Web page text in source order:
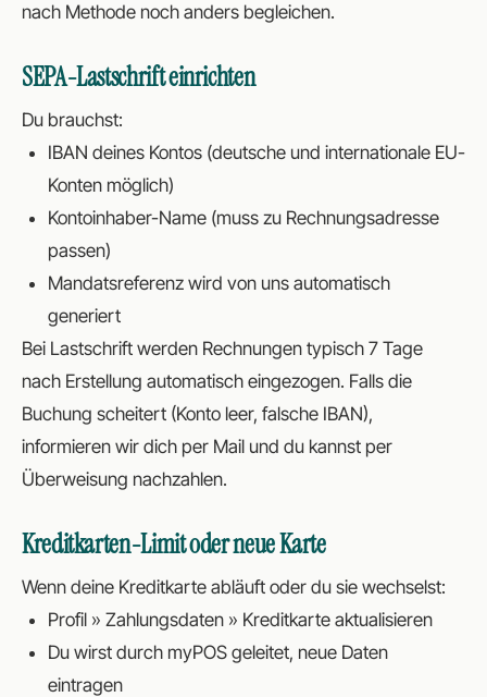
nach Methode noch anders begleichen.
SEPA-Lastschrift einrichten
Du brauchst:
IBAN deines Kontos (deutsche und internationale EU-
Konten möglich)
Kontoinhaber-Name (muss zu Rechnungsadresse
passen)
Mandatsreferenz wird von uns automatisch
generiert
Bei Lastschrift werden Rechnungen typisch 7 Tage
nach Erstellung automatisch eingezogen. Falls die
Buchung scheitert (Konto leer, falsche IBAN),
informieren wir dich per Mail und du kannst per
Überweisung nachzahlen.
Kreditkarten-Limit oder neue Karte
Wenn deine Kreditkarte abläuft oder du sie wechselst:
Profil » Zahlungsdaten » Kreditkarte aktualisieren
Du wirst durch myPOS geleitet, neue Daten
eintragen